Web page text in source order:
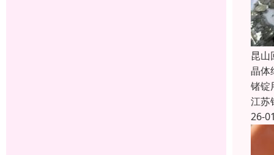
昆山
晶体
锗锭
江苏
26-